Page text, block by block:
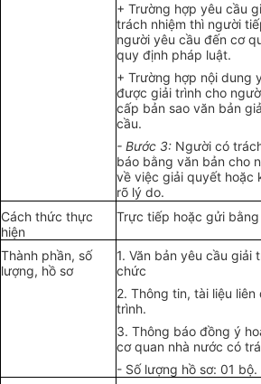
+ Trường hợp yêu cầu
trách nhiệm thì người
người yêu cầu đến cơ
quy định pháp luật.
+ Trường hợp nội dung
được giải trình cho
cấp bản sao văn bản
cầu.
- Bước 3: Người có
báo bằng văn bản cho
về việc giải quyết hoặc
rõ lý do.
Cách thức thực
hiện
Trực tiếp hoặc gửi
Thành phần, số
lượng, hồ sơ
1. Văn bản yêu cầu giải
chức
2. Thông tin, tài liệu
trình.
3. Thông báo đồng ý
cơ quan nhà nước có
- Số lượng hồ sơ: 01 bộ.